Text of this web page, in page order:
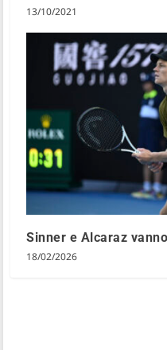
13/10/2021
Sinner e Alcaraz
18/02/2026